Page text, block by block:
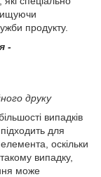
продукту.
-
друку
випадків
для
оскільки
випадку,
може